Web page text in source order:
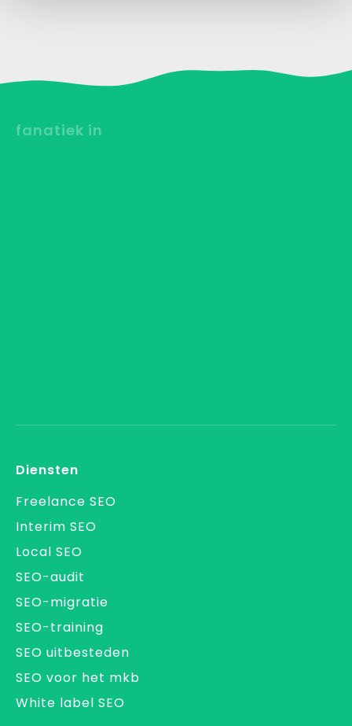
fanatiek in
Diensten
Freelance SEO
Interim SEO
Local SEO
SEO-audit
SEO-migratie
SEO-training
SEO uitbesteden
SEO voor het mkb
White label SEO